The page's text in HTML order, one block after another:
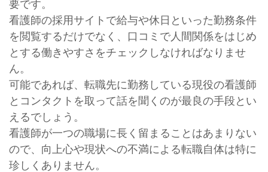
要です。
看護師の採用サイトで給与や休日といった勤務条件
を閲覧するだけでなく、口コミで人間関係をはじめ
とする働きやすさをチェックしなければなりませ
ん。
可能であれば、転職先に勤務している現役の看護師
とコンタクトを取って話を聞くのが最良の手段とい
えるでしょう。
看護師が一つの職場に長く留まることはあまりない
ので、向上心や現状への不満による転職自体は特に
珍しくありません。